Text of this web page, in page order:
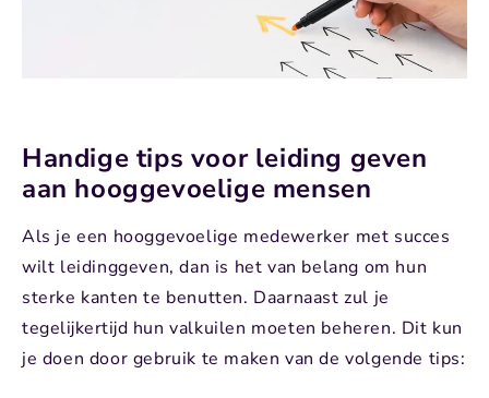
Handige tips voor leiding geven
aan hooggevoelige mensen
Als je een hooggevoelige medewerker met succes
wilt leidinggeven, dan is het van belang om hun
sterke kanten te benutten. Daarnaast zul je
tegelijkertijd hun valkuilen moeten beheren. Dit kun
je doen door gebruik te maken van de volgende tips: